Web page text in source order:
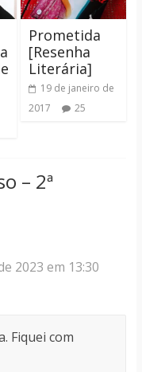
Prometida
[Resenha
Literária]
19 de janeiro de
2017
25
– 2ª
2023 em 13:30
Fiquei com